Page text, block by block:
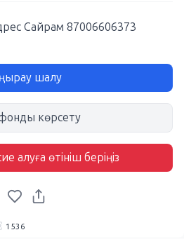
Сайрам 87006606373
шалу
көрсету
алуға өтініш беріңіз
1536